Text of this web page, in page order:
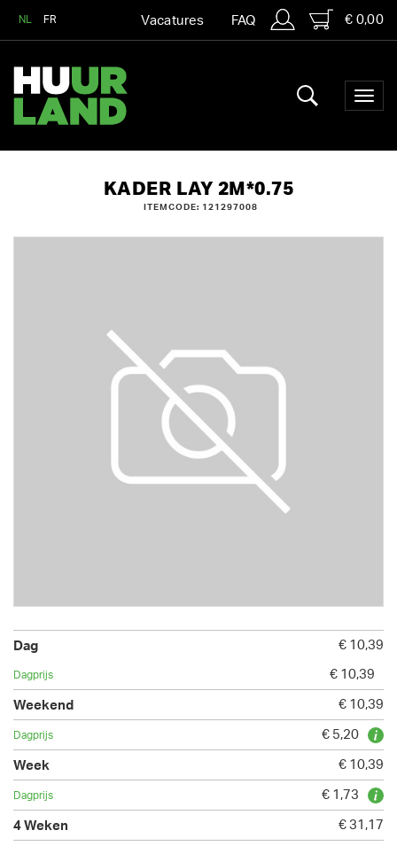
NL FR Vacatures FAQ € 0,00
KADER LAY 2M*0.75
ITEMCODE: 121297008
€ 10,39
€ 10,39
€ 10,39
€ 5,20
€ 10,39
€ 1,73
€ 31,17